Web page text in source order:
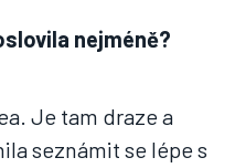
nejméně?
Je tam draze a
seznámit se lépe s